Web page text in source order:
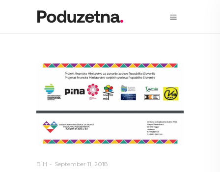
BIH September 11, 2018